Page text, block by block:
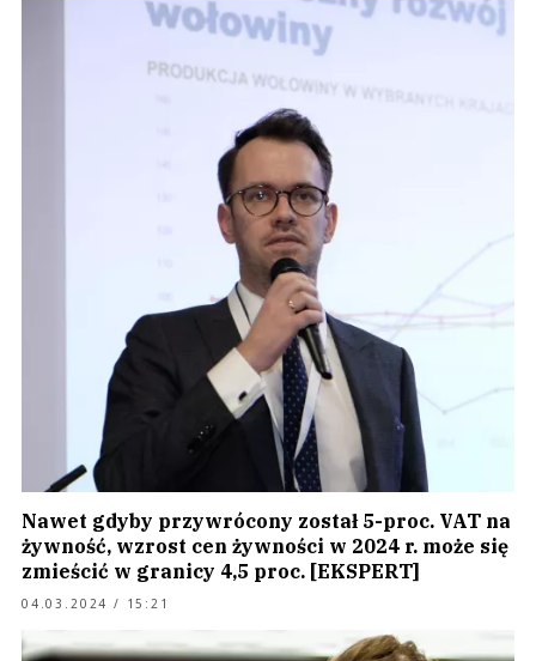
Nawet gdyby przywrócony został 5-proc. VAT na
żywność, wzrost cen żywności w 2024 r. może się
zmieścić w granicy 4,5 proc. [EKSPERT]
04.03.2024 / 15:21